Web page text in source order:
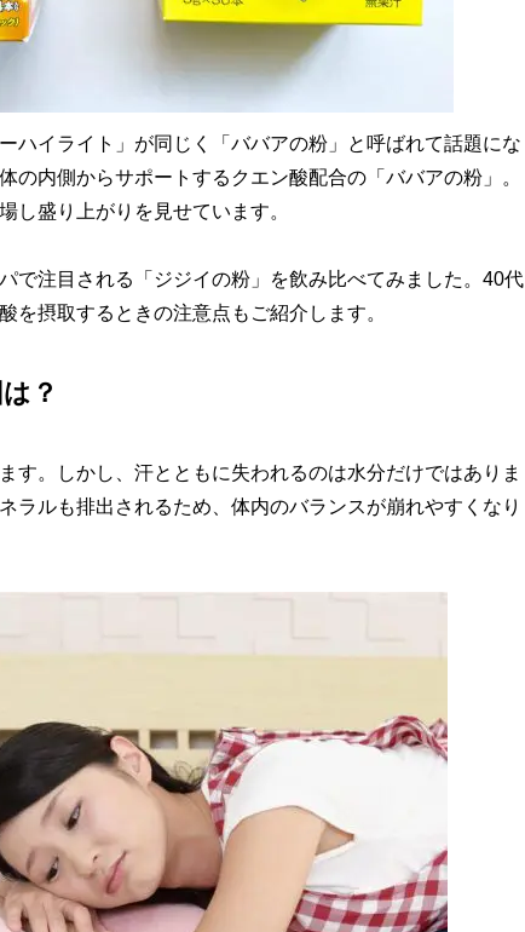
ハイライト」が同じく「ババアの粉」と呼ばれて話題にな
の内側からサポートするクエン酸配合の「ババアの粉」。
し盛り上がりを見せています。
で注目される「ジジイの粉」を飲み比べてみました。40代
を摂取するときの注意点もご紹介します。
？
す。しかし、汗とともに失われるのは水分だけではありま
ラルも排出されるため、体内のバランスが崩れやすくなり